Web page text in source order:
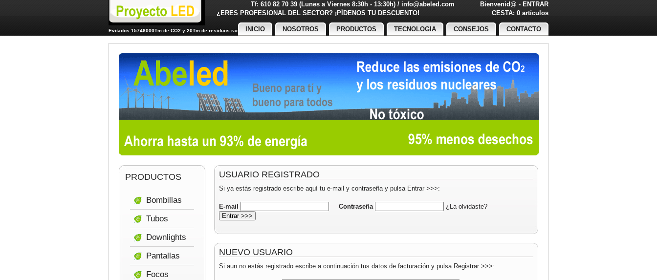
Tf: 610 82 70 39 (Lunes a Viernes 8:30h - 13:30h) / info@abeled.com Bienvenid@ - ENTRAR
¿ERES PROFESIONAL DEL SECTOR? ¡PÍDENOS TU DESCUENTO!
CESTA: 0 artículos
Evitados 15746000Tm de CO2 y 20Tm de residuos radiactivos
INICIO NOSOTROS PRODUCTOS TECNOLOGIA CONSEJOS CONTACTO
USUARIO REGISTRADO
Si ya estás registrado escribe aquí tu e-mail y contraseña y pulsa Entrar >>>:
E-mail Contraseña ¿La olvidaste?
NUEVO USUARIO
Si aun no estás registrado escribe a continuación tus datos de facturación y pulsa Registrar >>>:
PRODUCTOS
Bombillas
Tubos
Downlights
Pantallas
Focos